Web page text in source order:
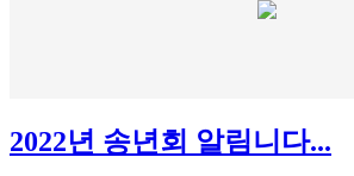
2022년 송년회 알림니다...